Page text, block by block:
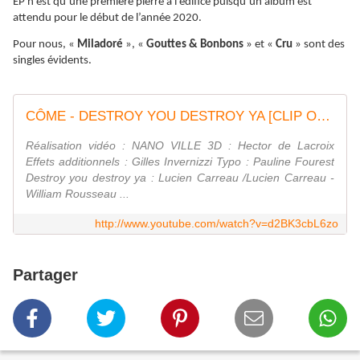
attendu pour le début de l’année 2020.
Pour nous, « Miladoré », « Gouttes & Bonbons » et « Cru » sont des
singles évidents.
CÔME - DESTROY YOU DESTROY YA [CLIP OFFICIEL]
Réalisation vidéo : NANO VILLE 3D : Hector de Lacroix
Effets additionnels : Gilles Invernizzi Typo : Pauline Fourest
Destroy you destroy ya : Lucien Carreau /Lucien Carreau -
William Rousseau ...
http://www.youtube.com/watch?v=d2BK3cbL6zo
Partager